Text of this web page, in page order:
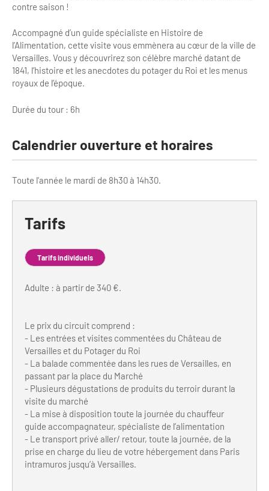
Etudes et enquêtes
Etudes thématiques
Dispositifs d'enquêtes
Repères annuel
Offres d'emplois et de stages
Formations
Mode d'emploi formations
Formations inter-filières
Formations OT
Matinales
Webinaires
Améliorer l’expérience de vos visiteurs
Besoins et attentes des visiteurs
Partage d'expériences professionnelles
Labels, Certifications et Normes
Accessibilité
Tourisme & Handicap
Se former et s'informer à l'Accessibilité
Nos publics en situation de handicap
Offre de la destination
Activités
Parcs d’attractions et animaliers
City Tours
Incentive et team building
Agences Réceptives et évènementielles
Guides et interprètes
Services, Wifi, cartes
Autocaristes/Transporteurs/transféristes
Destination Groupes
Magazine Paris Region
contre saison !
Accompagné d’un guide spécialiste en Histoire de
l’Alimentation, cette visite vous emmènera au cœur de la ville de
Versailles. Vous y découvrirez son célèbre marché datant de
1841, l’histoire et les anecdotes du potager du Roi et les menus
royaux de l’époque.
Durée du tour : 6h
Calendrier ouverture et horaires
Toute l'année le mardi de 8h30 à 14h30.
Tarifs
Tarifs individuels
Adulte : à partir de 340 €.
Le prix du circuit comprend :
- Les entrées et visites commentées du Château de
Versailles et du Potager du Roi
- La balade commentée dans les rues de Versailles, en
passant par la place du Marché
- Plusieurs dégustations de produits du terroir durant la
visite du marché
- La mise à disposition toute la journée du chauffeur
guide accompagnateur, spécialiste de l’alimentation
- Le transport privé aller/ retour, toute la journée, de la
prise en charge du lieu de votre hébergement dans Paris
intramuros jusqu’à Versailles.